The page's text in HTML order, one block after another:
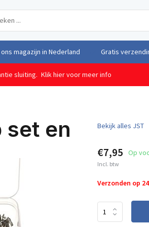
magazijn in Nederland Gratis
sluiting. Klik hier voor meer info
en Bekijk alles JST
€7,95 Op
Incl. btw
Verzonden op